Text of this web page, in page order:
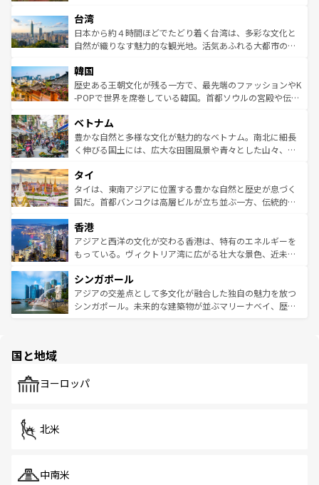
ならではの贅沢な旅のスタイルだ。 なお、新着のアメリカ
情報はコンテンツ一覧を参照してほしい。
れるおもてなしの心で訪れる人々を迎えてくれるハワイの
人々、おいしいローカルフードやハワイアンミュージッ
ク、伝統的なフラダンスなど、すべてがハワイの魅力を彩
ワイを、存分に味わってほしい。 なお、新着のハワイ情報
はコンテンツ一覧を参照してほしい。
リアリーフや大陸中央部にそびえるウルル（エアーズロッ
ク）、タスマニアの美しい原生林やケアンズの熱帯雨林な
ど、見どころがたくさん。また、カフェやワイン、オージ
いる。アクティビティも充実しており、サーフィンやダイ
ビング、ハイキングなど、アウトドア好きにはたまらな
い。オーストラリアの多彩な魅力を存分に味わいつくそ
参照してほしい。
台湾
日本から約４時間ほどでたどり着く台湾は、多彩な文化と
自然が織りなす魅力的な観光地。活気あふれる大都市の台
ン）、静ひつな山岳地帯である台湾東部など、都市の喧騒
と山間の静けさが共存しており、訪れる人に新しい発見と
驚きをもたらしてくれる。また、奥深い台湾の食文化も魅
容にもいいと評判のスイーツなど、バラエティ豊かな料理
が味わえる。 なお、新着の台湾情報は コンテンツ一覧を参
照してほしい。
韓国
歴史ある王朝文化が残る一方で、最先端のファッションやK
-POPで世界を席巻している韓国。首都ソウルの宮殿や伝統
き、地方に足を延ばせば四季折々の自然美を楽しむことが
できる。そして、キムチや焼肉、絶品のストリートフード
まで、さまざまな韓国料理が待っている。夜には、韓国な
リティに包まれながら、韓国の多彩な魅力を心ゆくまで味
わってみてほしい。 なお、新着の韓国情報はコンテンツ一
覧を参照してほしい。
ベトナム
豊かな自然と多様な文化が魅力的なベトナム。南北に細長
く伸びる国土には、広大な田園風景や青々とした山々、世
急速な発展と共に伝統が息づく。ハノイの古い町並みやホ
ーチミン市のフランス統治時代の建物も、独特の雰囲気を
醸し出している。また、バラエティの豊かさとおいしさで
とつ。フォーやバインミー、ベトナムコーヒーなどは、ぜ
ひ現地で味わいたい。どの地域を訪れてもあたたかい人々
が旅行者を迎えてくれるので、きっと忘れられない旅にな
参照してほしい。
タイ
タイは、東南アジアに位置する豊かな自然と歴史が息づく
国だ。首都バンコクは高層ビルが立ち並ぶ一方、伝統的な
の活気が交差している。北部ではチェンマイなどの山岳地
帯で自然と触れ合い、南部ではプーケットやクラビの美し
いビーチでリゾート気分を楽しむことができる。タイ料理
激する。気候は一年中温暖で、どの季節にも異なる楽しみ
が待っている。親しみやすいタイの人々、仏教を中心とし
た文化、そして多様な観光資源が、訪れる旅人を魅了し続
香港
アジアと西洋の文化が交わる香港は、特有のエネルギーを
もっている。ヴィクトリア湾に広がる壮大な景色、近未来
み、どこを訪れても感動するはず。観光スポットが密集し
ており、効率よく見どころを回れるのも魅力。息をのむよ
うな絶景から文化的な体験まで、香港を存分に楽しみ尽く
シンガポール
アジアの交差点として多文化が融合した独自の魅力を放つ
シンガポール。未来的な建築物が並ぶマリーナベイ、歴史
で、ホーカーズは地元の風情を楽しめる外せないスポット
国と地域
ヨーロッパ
北米
中南米